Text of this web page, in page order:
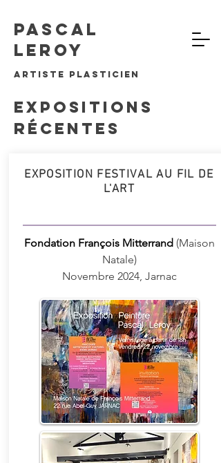
Pascal
Leroy
artiste plasticien
Expositions
récentes
EXPOSITION FESTIVAL AU FIL DE
L'ART
Fondation François Mitterrand(Maison
Natale)
Novembre 2024, Jarnac